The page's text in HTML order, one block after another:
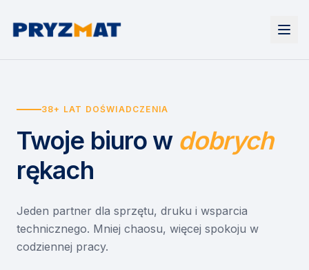
Urządzenia
Drukarki i urządzenia wielofunkcyjne
Etykiety i identyfikacja
Skanery i obieg dokumentów
Monitory interaktywne
Niszczarki dokumentów
Wynajem drukarek
Wynajem urządzeń biurowych
Asystent druku
EZD RP
Misja szkoła
Serwis
O nas
Kontakt
38+ LAT DOŚWIADCZENIA
Twoje biuro w dobrych
rękach
Jeden partner dla sprzętu, druku i wsparcia
technicznego. Mniej chaosu, więcej spokoju w
codziennej pracy.